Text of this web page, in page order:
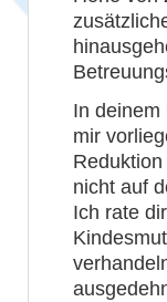
In deinem
mir
nicht auf
Ich rate